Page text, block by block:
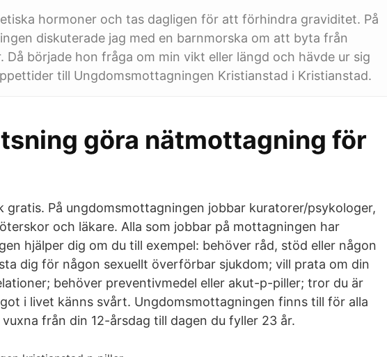
hormoner och tas dagligen för att förhindra graviditet. På
diskuterade jag med en barnmorska om att byta från
Då började hon fråga om min vikt eller längd och hävde ur sig
till Ungdomsmottagningen Kristianstad i Kristianstad.
göra nätmottagning för
gratis. På ungdomsmottagningen jobbar kuratorer/psykologer,
och läkare. Alla som jobbar på mottagningen har
hjälper dig om du till exempel: behöver råd, stöd eller någon
dig för någon sexuellt överförbar sjukdom; vill prata om din
behöver preventivmedel eller akut-p-piller; tror du är
i livet känns svårt. Ungdomsmottagningen finns till för alla
från din 12-årsdag till dagen du fyller 23 år.